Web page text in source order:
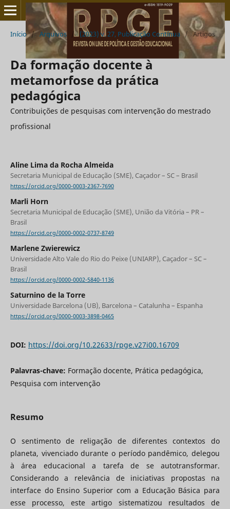
Início / Arquivos / (2023) v. 27, Publicação Contínua / Artigos
Da formação docente à
metamorfose da prática
pedagógica
Contribuições de pesquisas com intervenção do mestrado
profissional
Aline Lima da Rocha Almeida
Secretaria Municipal de Educação (SME), Caçador – SC – Brasil
https://orcid.org/0000-0003-2367-7690
Marli Horn
Secretaria Municipal de Educação (SME), União da Vitória – PR –
Brasil
https://orcid.org/0000-0002-0737-8749
Marlene Zwierewicz
Universidade Alto Vale do Rio do Peixe (UNIARP), Caçador – SC –
Brasil
https://orcid.org/0000-0002-5840-1136
Saturnino de la Torre
Universidade Barcelona (UB), Barcelona – Catalunha – Espanha
https://orcid.org/0000-0003-3898-0465
DOI: https://doi.org/10.22633/rpge.v27i00.16709
Palavras-chave: Formação docente, Prática pedagógica,
Pesquisa com intervenção
Resumo
O sentimento de religação de diferentes contextos do
planeta, vivenciado durante o período pandêmico, delegou
à área educacional a tarefa de se autotransformar.
Considerando a relevância de iniciativas propostas na
interface do Ensino Superior com a Educação Básica para
esse processo, este artigo sistematizou resultados de